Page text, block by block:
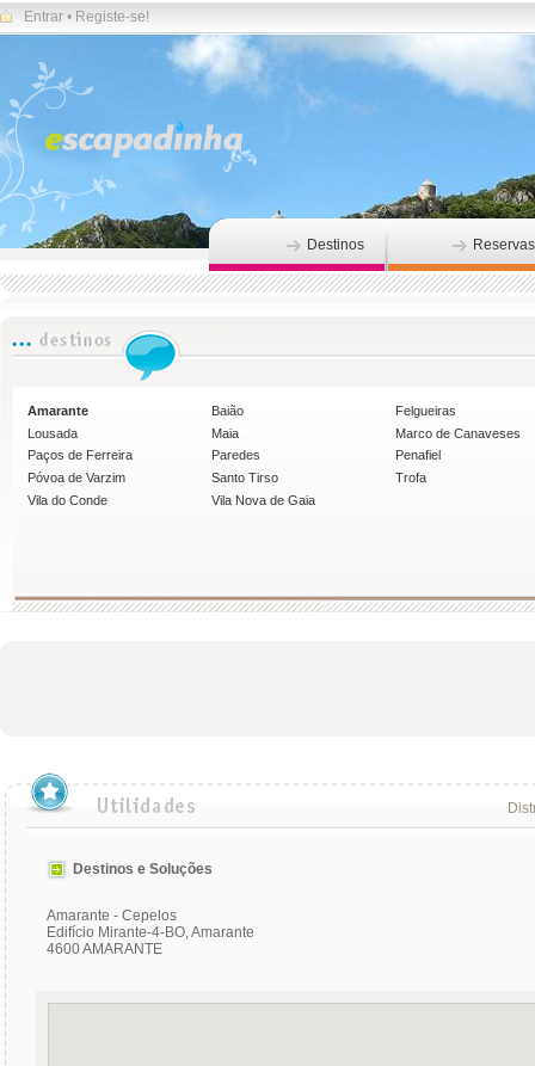
Entrar • Registe-se!
Destinos Reservas
Amarante Baião
Felgueiras
Lousada
Maia
Marco de Canaveses
Paços de Ferreira
Paredes
Penafiel
Póvoa de Varzim
Santo Tirso
Trofa
Vila do Conde
Vila Nova de Gaia
Destinos e Soluções
Amarante - Cepelos
Edifício Mirante-4-BO, Amarante
4600 AMARANTE